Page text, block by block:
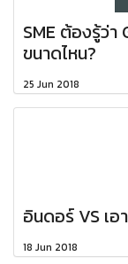
SME ต้องรู้ว่
ขนาดไหน?
25 Jun 2018
อินดอร์ VS เอ
18 Jun 2018